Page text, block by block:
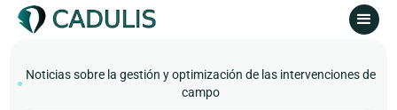
Noticias sobre la gestión y optimización de las intervenciones de
campo